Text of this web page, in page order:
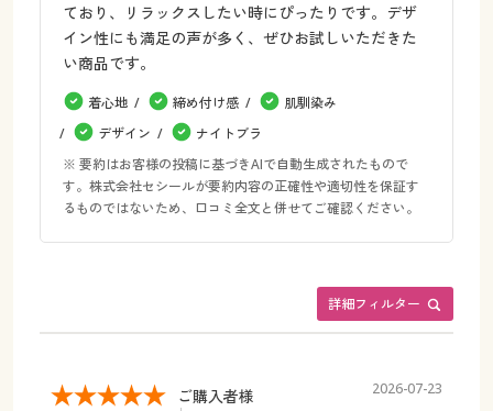
ており、リラックスしたい時にぴったりです。デザ
イン性にも満足の声が多く、ぜひお試しいただきた
い商品です。
着心地 締め付け感
肌馴染み
デザイン
ナイトブラ
※ 要約はお客様の投稿に基づきAIで自動生成されたもので
す。株式会社セシールが要約内容の正確性や適切性を保証す
るものではないため、口コミ全文と併せてご確認ください。
詳細フィルター
ご購入者様 2026-07-23